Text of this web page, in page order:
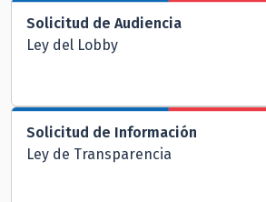
Solicitud de Audiencia
Ley del Lobby
Solicitud de Información
Ley de Transparencia